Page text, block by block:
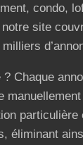
condo,
site
Chaque
particulière
éliminant